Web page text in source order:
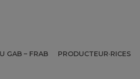
GAB – FRAB PRODUCTEUR·RICES